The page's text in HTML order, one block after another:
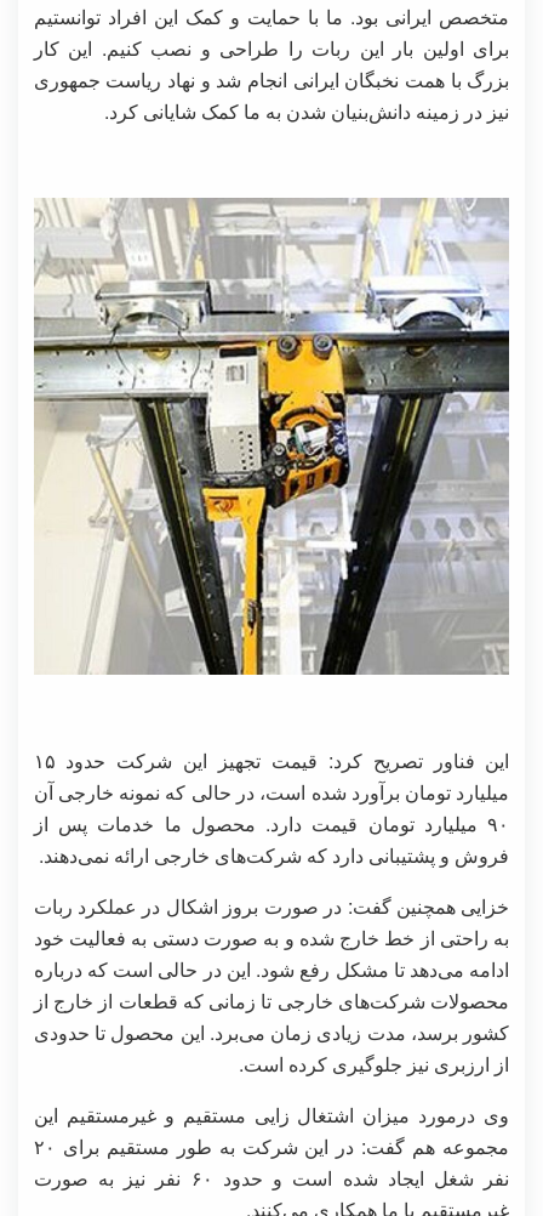
متخصص ایرانی بود. ما با حمایت و کمک این افراد توانستیم
برای اولین بار این ربات را طراحی و نصب کنیم. این کار
بزرگ با همت نخبگان ایرانی انجام شد و نهاد ریاست جمهوری
نیز در زمینه دانش‌بنیان شدن به ما کمک شایانی کرد.
این فناور تصریح کرد: قیمت تجهیز این شرکت حدود ۱۵
میلیارد تومان برآورد شده است، در حالی که نمونه خارجی آن
۹۰ میلیارد تومان قیمت دارد. محصول ما خدمات پس از
فروش و پشتیبانی دارد که شرکت‌های خارجی ارائه نمی‌دهند.
خزایی همچنین گفت: در صورت بروز اشکال در عملکرد ربات
به راحتی از خط خارج شده و به صورت دستی به فعالیت خود
ادامه می‌دهد تا مشکل رفع شود. این در حالی است که درباره
محصولات شرکت‌های خارجی تا زمانی که قطعات از خارج از
کشور برسد، مدت زیادی زمان می‌برد. این محصول تا حدودی
از ارزبری نیز جلوگیری کرده است.
وی درمورد میزان اشتغال زایی مستقیم و غیرمستقیم این
مجموعه هم گفت: در این شرکت به طور مستقیم برای ۲۰
نفر شغل ایجاد شده است و حدود ۶۰ نفر نیز به صورت
غیرمستقیم با ما همکاری می‌کنند.